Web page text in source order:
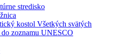
stredisko
kostol Všetkých svätých
do zoznamu UNESCO